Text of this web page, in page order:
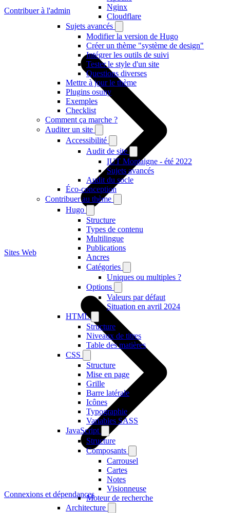
Nginx
Cloudflare
Sujets avancés
Modifier la version de Hugo
Créer un thème "système de design"
Intégrer les outils de suivi
Tester le style d'un site
Questions diverses
Mettre à jour le thème
Plugins osuny
Exemples
Checklist
Comment ça marche ?
Auditer un site
Accessibilité
Audit de site
IUT Montaigne - été 2022
Sujets avancés
Audit du socle
Éco-conception
Contribuer au thème
Hugo
Structure
Types de contenu
Multilingue
Publications
Ancres
Catégories
Uniques ou multiples ?
Options
Valeurs par défaut
Situation en avril 2024
HTML
Structure
Niveaux de titres
Table des matières
CSS
Structure
Mise en page
Grille
Barre latérale
Icônes
Typographie
Variables SASS
JavaScript
Structure
Composants
Carrousel
Cartes
Notes
Visionneuse
Moteur de recherche
Architecture
Contribuer à l'admin
Sites Web
Connexions et dépendances